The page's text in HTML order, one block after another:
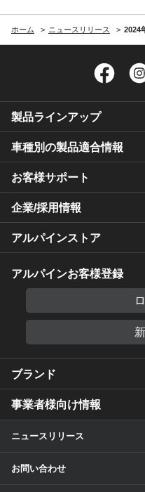
ホーム ニュースリリース 2024
製品ラインアップ
車種別の製品適合情報
お客様サポート
企業/採用情報
アルパインストア
アルパインお客様登録
ブランド
事業者様向け情報
ニュースリリース
お問い合わせ